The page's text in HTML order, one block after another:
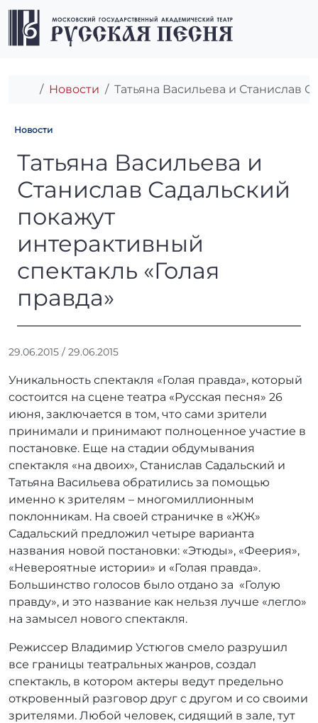
Перейти к содержимому
Перейти к футеру
Главная
Новости Татьяна Васильева и Станислав
Новости
Татьяна Васильева и
Татьяна Васильева и
Станислав Садальский
покажут
интерактивный
спектакль «Голая
правда»
29.06.2015 / 29.06.2015
т
о
р
r
_
a
d
m
i
Уникальность спектакля «Голая правда», который
состоится на сцене театра «Русская песня» 26
июня, заключается в том, что сами зрители
принимали и принимают полноценное участие в
постановке. Еще на стадии обдумывания
спектакля «на двоих», Станислав Садальский и
Татьяна Васильева обратились за помощью
именно к зрителям – многомиллионным
поклонникам. На своей страничке в «ЖЖ»
Садальский предложил четыре варианта
названия новой постановки: «Этюды», «Феерия»,
«Невероятные истории» и «Голая правда».
Большинство голосов было отдано за «Голую
правду», и это название как нельзя лучше «легло»
на замысел нового спектакля.
Режиссер Владимир Устюгов смело разрушил
все границы театральных жанров, создал
спектакль, в котором актеры ведут предельно
откровенный разговор друг с другом и со своими
зрителями. Любой человек, сидящий в зале, тут